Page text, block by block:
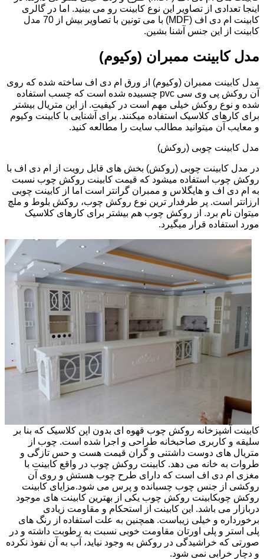
اینجا تعدادی از تصاویر این نوع کابینت رو می بینید. اما در گالری
کابینت ام دی اف (MDF) با می تونین با تصاویر بیش از 70 مدل
کابینت از این جنس آشنا بشین.
مدل کابینت ممبران (وکیوم)
مدل کابینت ممبران (وکیوم) از ورق ام دی اف ساخته شده که روی
آن روکش پی وی سی pvc چسبیده شده است که چسب استفاده
شده و نوع روکش خیلی مهم است در کیفیت. از این متریال بیشتر
برای کارهای کلاسیک استفاده میکنند. برای آشنایی با کابینت وکیوم
و معایب آن میتوانید مطالب سایت را مطالعه کنید.
مدل کابینت چوبی (روکش)
در مدل کابینت چوبی (روکش) بخش های قابل رویت از ام دی اف با
روکش چوب استفاده میشود که قیمت کابینت روکش چوب نسبت
به ام دی اف و هایگلاس و ممبران گرانتر است اما از کابینت چوبی
ارزانتر است. پر طرفدار ترین نوع روکش چوب، روکش بلوط و ملچ
میتوان نام برد. از روکش چوب هم بیشتر برای کارهای کلاسیک
مورد استفاده قرار میگیرد.
کابینت آشپزخانه روکش چوب قهوه ای بدون اپن کلاسیک که بنا بر
سلیقه و کاربری صاحبخانه طراحی و اجرا شده است. چوب از
متریال های دوست داشتنی و گران قیمت هست و حس تازگی و
طروات به خانه می دهد. کابینت روکش چوب در واقع کابینت با
مغزی ام دی اف است که دارای طرح چوب هستش و روی آن
روکشی از جنس چوب چسبانده و پرس می شود.مزایای کابینت
روکش چوبکابینت روکش چوب یکی از بهترین کابینت های موجود
دربازار می باشد. این کابینت از استحکام و مقاومت زیادی
برخورداره و خیلی زیباست. همچنین به علت استفاده از رنگ های
پلی استر و پلی اورتان مقاومت خوبی نسبت به رطوبت داشته و در
صورتی که خراشیدگی در روکش به وجود نیاید، آب به آن نفوذ نکرده
و دچار خرابی نمی شود.